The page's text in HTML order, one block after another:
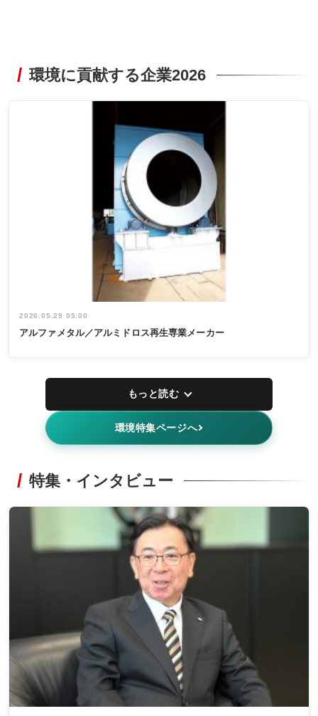
環境に貢献する企業2026
2026.05.29 05:00
アルファメタル／アルミドロス再生専業メーカー
もっと読む
環境特集ページへ
特集・インタビュー